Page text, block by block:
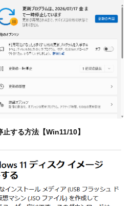
する方法【Win11/10】